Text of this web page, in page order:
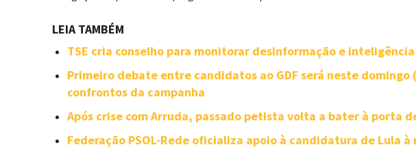
LEIA TAMBÉM
TSE cria conselho para monitorar desinformação e
Primeiro debate entre candidatos ao GDF será neste domingo
confrontos da campanha
Após crise com Arruda, passado petista volta a bater à porta
Federação PSOL-Rede oficializa apoio à candidatura de Lula à